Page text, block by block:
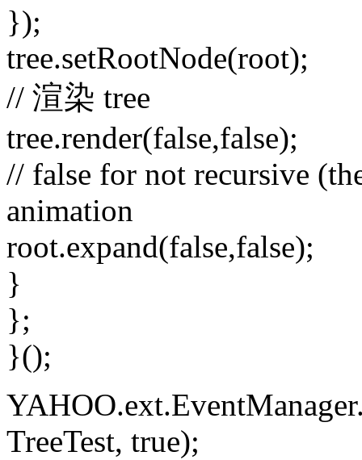
});
tree.setRootNode(root);
// 渲染 tree
tree.render(false,false);
// false for not recursive
animation
root.expand(false,false);
}
};
}();
TreeTest, true);